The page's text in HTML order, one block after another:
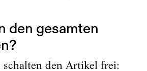
den gesamten
schalten den Artikel frei: